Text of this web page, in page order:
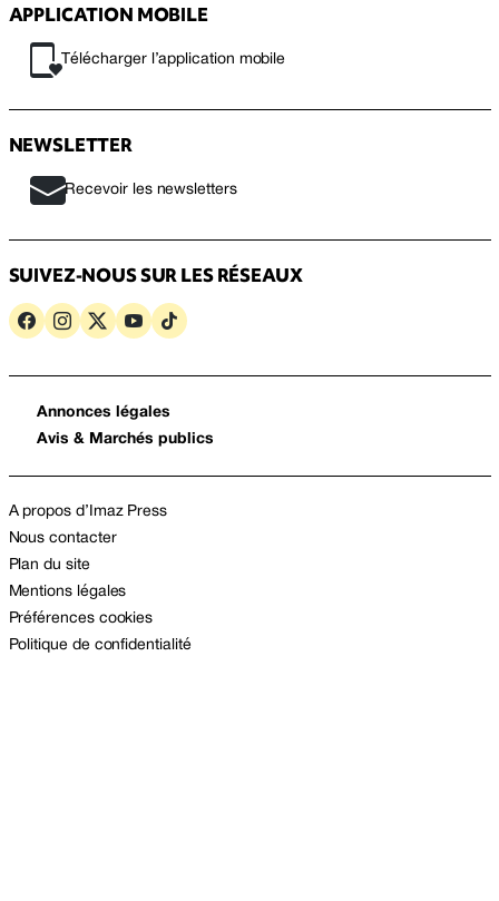
APPLICATION MOBILE
Télécharger l’application mobile
NEWSLETTER
Recevoir les newsletters
SUIVEZ-NOUS SUR LES RÉSEAUX
Annonces légales
Avis & Marchés publics
A propos d’Imaz Press
Nous contacter
Plan du site
Mentions légales
Préférences cookies
Politique de confidentialité